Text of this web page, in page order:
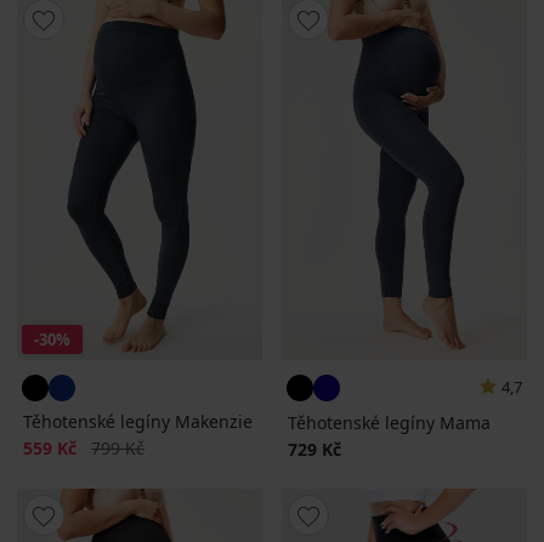
-30%
Těhotenské legíny Makenzie
Sleva
559 Kč Původní cena
799 Kč
4,7
Těhotenské legíny Mama
729 Kč